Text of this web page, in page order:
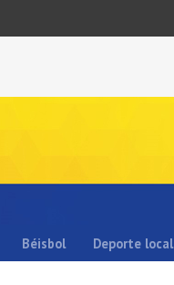
Béisbol Deporte local